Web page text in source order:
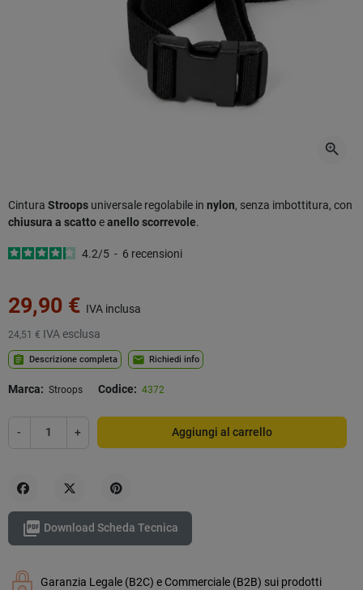
zoom_in
Cintura Stroops universale regolabile in nylon, senza imbottitura, con
chiusura a scattoeanello scorrevole.
4.2/5 - 6 recensioni
29,90 € IVA inclusa
24,51 € IVA esclusa
assignment Descrizione completa mail Richiedi info
Marca: Stroops Codice: 4372
- + Aggiungi al carrello
 Download Scheda Tecnica
Garanzia Legale (B2C) e Commerciale (B2B) sui prodotti